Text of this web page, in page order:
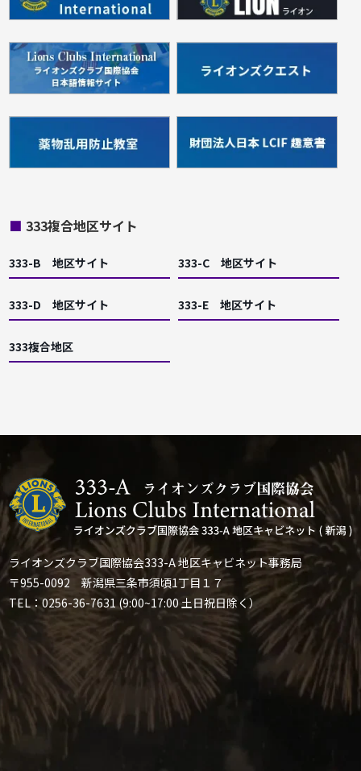
■ 333複合地区サイト
333-B 地区サイト 333-C 地区サイト
333-D 地区サイト 333-E 地区サイト
333複合地区
ライオンズクラブ国際協会333-A 地区キャビネット事務局
〒955-0092 新潟県三条市須頃1丁目１７
TEL：0256-36-7631 (9:00~17:00 土日祝日除く）